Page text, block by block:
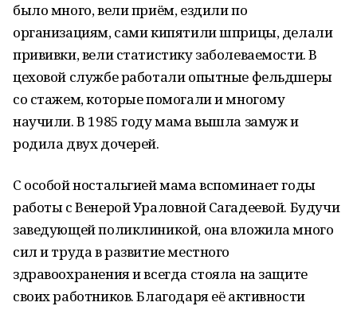
было много, вели приём, ездили по
организациям, сами кипятили шприцы, делали
прививки, вели статистику заболеваемости. В
цеховой службе работали опытные фельдшеры
со стажем, которые помогали и многому
научили. В 1985 году мама вышла замуж и
родила двух дочерей.
С особой ностальгией мама вспоминает годы
работы с Венерой Ураловной Сагадеевой. Будучи
заведующей поликлиникой, она вложила много
сил и труда в развитие местного
здравоохранения и всегда стояла на защите
своих работников. Благодаря её активности